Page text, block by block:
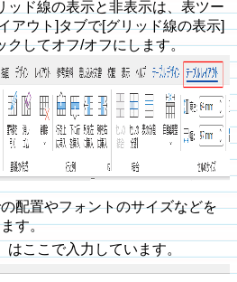
ッド線の表示と非表示は、表ツー
アウト]タブで[グリッド線の表示]
クしてオフ/オフにします。
配置やフォントのサイズなどを
す。
ここで入力しています。